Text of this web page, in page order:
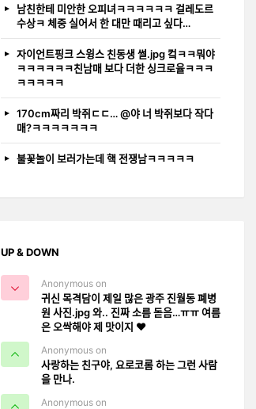
남친한테 미안한 오피녀ㅋㅋㅋㅋㅋㅋ 걸레도르
수상ㅋ 체중 실어서 한 대만 때리고 싶다…
자이언트핑크 스윙스 친동생 썰.jpg 컼ㅋㅋ뭐야
ㅋㅋㅋㅋㅋㅋ친남매 보다 더한 싱크로율ㅋㅋㅋ
ㅋㅋㅋㅋㅋ
170cm짜리 박쥐ㄷㄷ… @야 너 박쥐보다 작다
매?ㅋㅋㅋㅋㅋㅋㅋ
불꽃놀이 보러가는데 핵 전쟁남ㅋㅋㅋㅋㅋ
UP & DOWN
Anonymous on
귀신 목격담이 제일 많은 광주 진월동 폐병
원 사진.jpg 와.. 진짜 소름 돋음…ㅠㅠ 여름
은 오싹해야 제 맛이지 ❤️
Anonymous on
사랑하는 친구야, 요로코롬 하는 그런 사람
을 만나.
Anonymous on